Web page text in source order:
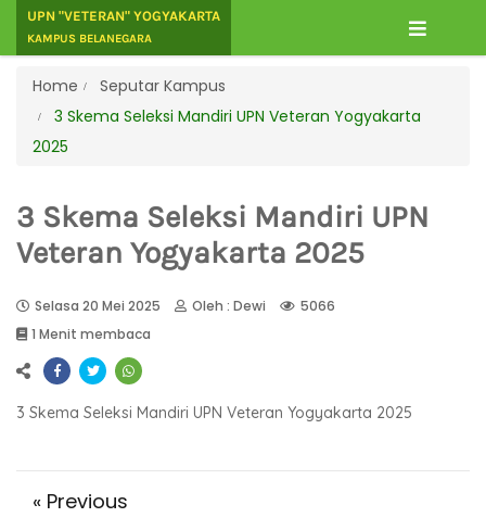
UPN "VETERAN" YOGYAKARTA
KAMPUS BELANEGARA
Home
Seputar Kampus
3 Skema Seleksi Mandiri UPN Veteran Yogyakarta
2025
3 Skema Seleksi Mandiri UPN
Veteran Yogyakarta 2025
Selasa 20 Mei 2025 Oleh : Dewi
5066
1 Menit membaca
3 Skema Seleksi Mandiri UPN Veteran Yogyakarta 2025
« Previous